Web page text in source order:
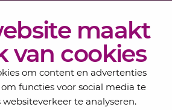
maakt
van cookies
om content en advertenties
functies voor social media te
te analyseren.